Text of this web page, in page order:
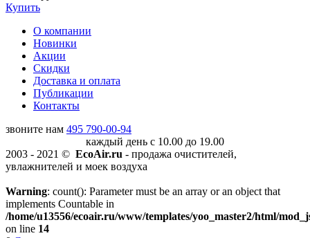
Купить
О компании
Новинки
Акции
Скидки
Доставка и оплата
Публикации
Контакты
звоните нам 495 790-00-94
каждый день с 10.00 до 19.00
2003 - 2021 © EcoAir.ru - продажа очистителей,
увлажнителей и моек воздуха
Warning: count(): Parameter must be an array or an object that
implements Countable in
/home/u13556/ecoair.ru/www/templates/yoo_master2/html/
on line 14